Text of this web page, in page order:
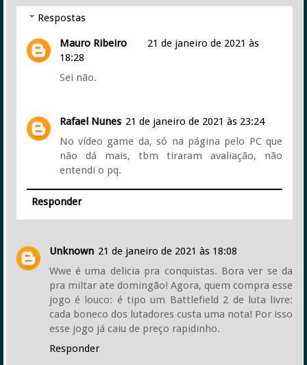
Respostas
Mauro Ribeiro
21 de janeiro de 2021 às
18:28
Sei não.
Rafael Nunes 21 de janeiro de 2021 às 23:24
No vídeo game da, só na página pelo PC que
não dá mais, tbm tiraram avaliação, não
entendi o pq.
Responder
Unknown 21 de janeiro de 2021 às 18:08
Wwe é uma delicia pra conquistas. Bora ver se da
pra miltar ate domingão! Agora, quem compra esse
jogo é louco: é tipo um Battlefield 2 de luta livre:
cada boneco dos lutadores custa uma nota! Por isso
esse jogo já caiu de preço rapidinho.
Responder